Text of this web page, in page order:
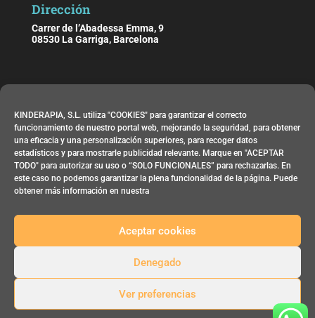
KINDERAPIA, S.L. utiliza "COOKIES" para garantizar el correcto
funcionamiento de nuestro portal web, mejorando la seguridad, para obtener
una eficacia y una personalización superiores, para recoger datos
estadísticos y para mostrarle publicidad relevante. Marque en "ACEPTAR
TODO" para autorizar su uso o “SOLO FUNCIONALES” para rechazarlas. En
este caso no podemos garantizar la plena funcionalidad de la página. Puede
obtener más información en nuestra
Aceptar cookies
Denegado
Ver preferencias
Dirección
Carrer de l’Abadessa Emma, 9
08530 La Garriga, Barcelona
De lunes a viernes de 09:00 h. a 21:00 h.
Contacta
Email:info@kinderapia.com
Kinderapia 2026 -Aviso Legal-Política de Privacidad-Política de